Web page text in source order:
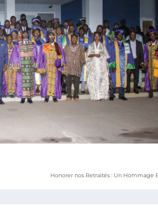
Honorer nos Retraités : Un Hommage